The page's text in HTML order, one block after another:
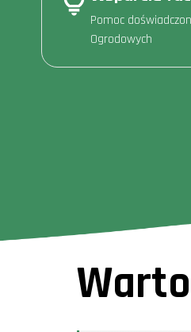
Pomoc
Ogrodowych